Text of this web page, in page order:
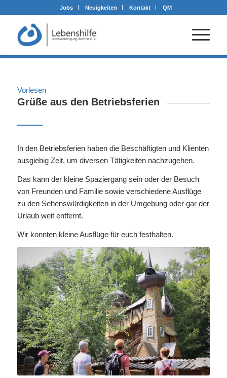
Jobs Neuigkeiten Kontakt QM
Vorlesen
Grüße aus den Betriebsferien
In den Betriebsferien haben die Beschäftigten und Klienten
ausgiebig Zeit, um diversen Tätigkeiten nachzugehen.
Das kann der kleine Spaziergang sein oder der Besuch
von Freunden und Familie sowie verschiedene Ausflüge
zu den Sehenswürdigkeiten in der Umgebung oder gar der
Urlaub weit entfernt.
Wir konnten kleine Ausflüge für euch festhalten.